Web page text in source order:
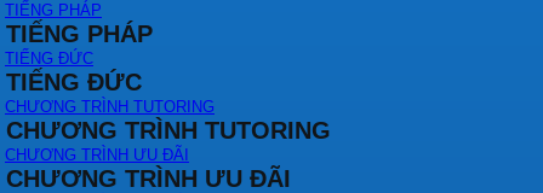
TIẾNG PHÁP
TIẾNG PHÁP
TIẾNG ĐỨC
TIẾNG ĐỨC
CHƯƠNG TRÌNH TUTORING
CHƯƠNG TRÌNH TUTORING
CHƯƠNG TRÌNH ƯU ĐÃI
CHƯƠNG TRÌNH ƯU ĐÃI